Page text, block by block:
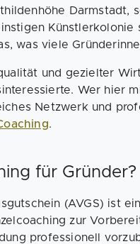
Darmstadt,
was viele
und gezielter
Wer hier
Netzwerk und
.
für Gründer?
(AVGS) ist
zur
professionell